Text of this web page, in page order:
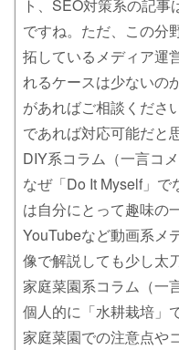
ト、SEO対策系の記
ですね。ただ、この分
拓しているメディア運
れるケースは少ないの
があればご相談くださ
であれば対応可能だと
DIY系コラム（一言コメ
なぜ「Do It Myself」
は自分にとって趣味の
YouTubeなど動画系メ
像で解説しても少し太
家庭菜園系コラム（一
個人的に「水耕栽培」
家庭菜園での注意点や